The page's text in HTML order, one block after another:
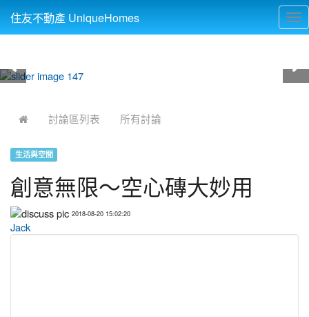
住友不動產 UniqueHomes
討論區列表 所有討論
生活與空間
創意無限～空心磚大妙用
2018-08-20 15:02:20
Jack